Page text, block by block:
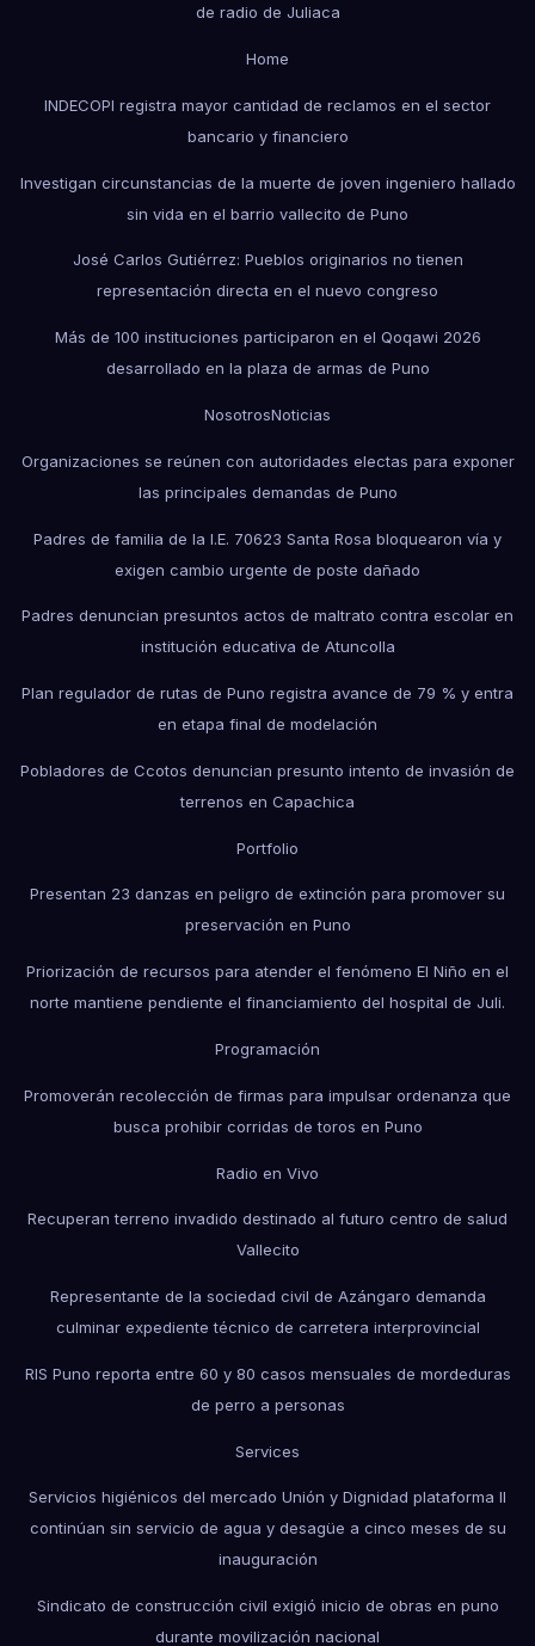
de radio de Juliaca
Home
INDECOPI registra mayor cantidad de reclamos en el sector
bancario y financiero
Investigan circunstancias de la muerte de joven ingeniero hallado
sin vida en el barrio vallecito de Puno
José Carlos Gutiérrez: Pueblos originarios no tienen
representación directa en el nuevo congreso
Más de 100 instituciones participaron en el Qoqawi 2026
desarrollado en la plaza de armas de Puno
NosotrosNoticias
Organizaciones se reúnen con autoridades electas para exponer
las principales demandas de Puno
Padres de familia de la I.E. 70623 Santa Rosa bloquearon vía y
exigen cambio urgente de poste dañado
Padres denuncian presuntos actos de maltrato contra escolar en
institución educativa de Atuncolla
Plan regulador de rutas de Puno registra avance de 79 % y entra
en etapa final de modelación
Pobladores de Ccotos denuncian presunto intento de invasión de
terrenos en Capachica
Portfolio
Presentan 23 danzas en peligro de extinción para promover su
preservación en Puno
Priorización de recursos para atender el fenómeno El Niño en el
norte mantiene pendiente el financiamiento del hospital de Juli.
Programación
Promoverán recolección de firmas para impulsar ordenanza que
busca prohibir corridas de toros en Puno
Radio en Vivo
Recuperan terreno invadido destinado al futuro centro de salud
Vallecito
Representante de la sociedad civil de Azángaro demanda
culminar expediente técnico de carretera interprovincial
RIS Puno reporta entre 60 y 80 casos mensuales de mordeduras
de perro a personas
Services
Servicios higiénicos del mercado Unión y Dignidad plataforma II
continúan sin servicio de agua y desagüe a cinco meses de su
inauguración
Sindicato de construcción civil exigió inicio de obras en puno
durante movilización nacional